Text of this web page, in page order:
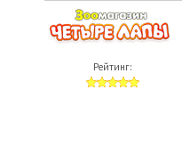
Рейтинг: